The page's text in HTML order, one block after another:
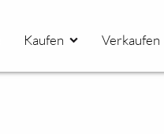
Kaufen Verkaufen